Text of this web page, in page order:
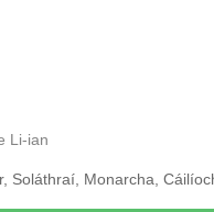
ian
Soláthraí, Monarcha,